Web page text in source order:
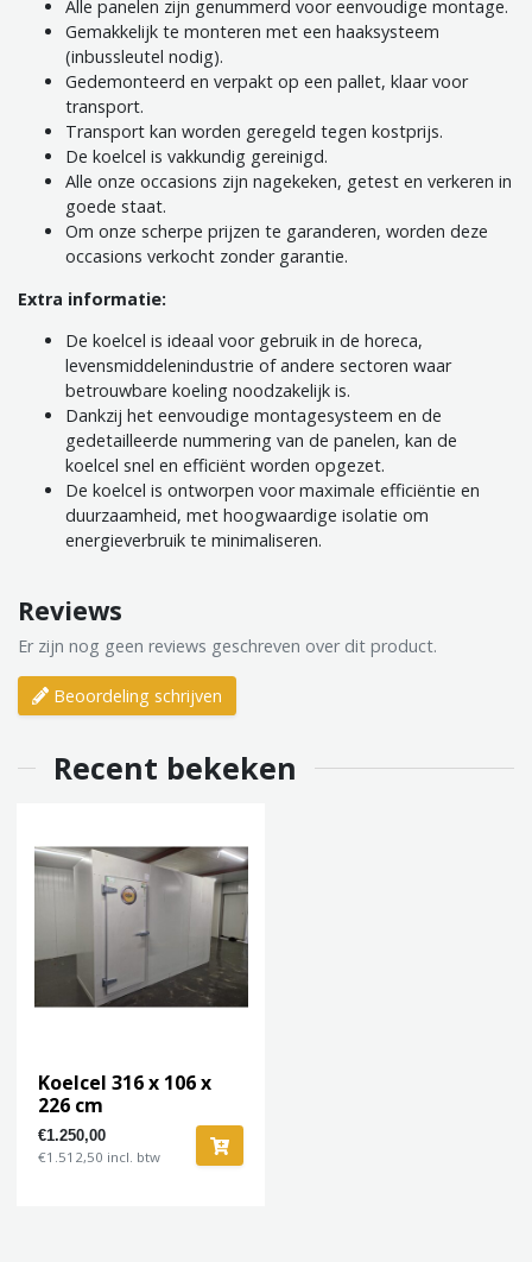
Alle panelen zijn genummerd voor eenvoudige montage.
Gemakkelijk te monteren met een haaksysteem
(inbussleutel nodig).
Gedemonteerd en verpakt op een pallet, klaar voor
transport.
Transport kan worden geregeld tegen kostprijs.
De koelcel is vakkundig gereinigd.
Alle onze occasions zijn nagekeken, getest en verkeren in
goede staat.
Om onze scherpe prijzen te garanderen, worden deze
occasions verkocht zonder garantie.
Extra informatie:
De koelcel is ideaal voor gebruik in de horeca,
levensmiddelenindustrie of andere sectoren waar
betrouwbare koeling noodzakelijk is.
Dankzij het eenvoudige montagesysteem en de
gedetailleerde nummering van de panelen, kan de
koelcel snel en efficiënt worden opgezet.
De koelcel is ontworpen voor maximale efficiëntie en
duurzaamheid, met hoogwaardige isolatie om
energieverbruik te minimaliseren.
Reviews
Er zijn nog geen reviews geschreven over dit product.
Beoordeling schrijven
Recent bekeken
Koelcel 316 x 106 x
226 cm
€1.250,00
€1.512,50 incl. btw